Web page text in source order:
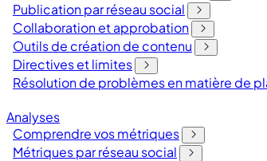
Publication par réseau social
Collaboration et approbation
Outils de création de contenu
Directives et limites
Résolution de problèmes en matière de
Analyses
Comprendre vos métriques
Métriques par réseau social